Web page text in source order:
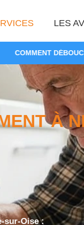
LES
UNE
À
sur-Oise :